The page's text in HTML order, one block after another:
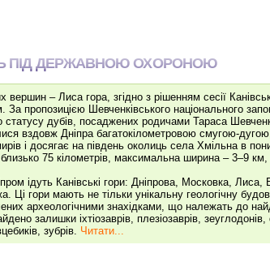
ПІД ДЕРЖАВНОЮ ОХОРОНОЮ
вершин – Лиса гора, згідно з рішенням сесії
пропозицією Шевченківського національного
дубів, посаджених родичами Тараса
вздовж Дніпра багатокілометровою смугою-
і досягає на південь околиць села Хмільна в
75 кілометрів, максимальна ширина – 3–9
ідуть Канівські гори: Дніпрова, Московка, Лиса,
Ці гори мають не тільки унікальну геологічну
археологічними знахідками, що належать до
залишки іхтіозаврів, плезіозаврів,
зубрів. Читати...